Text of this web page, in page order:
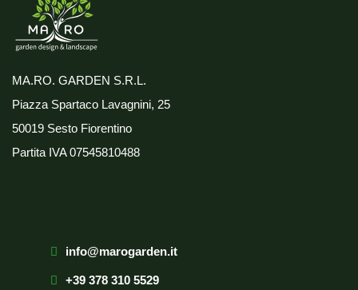
MA.RO. GARDEN S.R.L.
Piazza Spartaco Lavagnini, 25
50019 Sesto Fiorentino
Partita IVA07545810488
info@marogarden.it
+39 378 310 5529